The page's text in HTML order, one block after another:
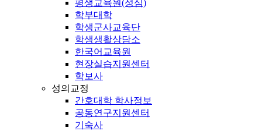
평생교육원(성심)
학부대학
학생군사교육단
학생생활상담소
한국어교육원
현장실습지원센터
학보사
성의교정
간호대학 학사정보
공동연구지원센터
기숙사